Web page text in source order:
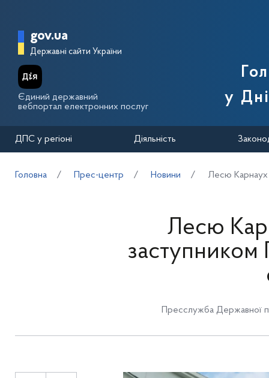
Головна сторінка Державної
gov.ua
Державні сайти України
Єдиний державний
вебпортал електронних послуг
у
ДПС у регіоні Діяльність
Головна Прес-центр Новини Лесю Карнаух
Лесю
заступником
Пресслужба Державної